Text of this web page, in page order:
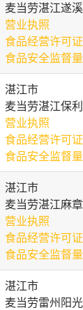
麦当劳湛江遂
营业执照
食品经营许可证
食品安全监督
湛江市
麦当劳湛江保
营业执照
食品经营许可证
食品安全监督
湛江市
麦当劳湛江麻
营业执照
食品经营许可证
食品安全监督
湛江市
麦当劳雷州阳